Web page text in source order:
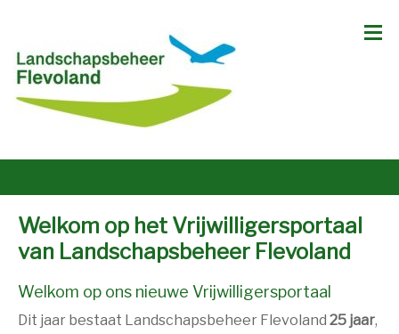
Welkom op het Vrijwilligersportaal
van Landschapsbeheer Flevoland
Welkom op ons nieuwe Vrijwilligersportaal
Dit jaar bestaat Landschapsbeheer Flevoland 25 jaar,